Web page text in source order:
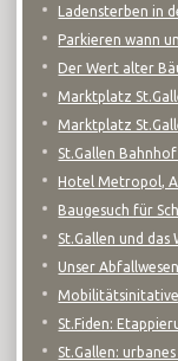
Ladensterben in
Parkieren wann
Der Wert alter
Marktplatz
Marktplatz
St.Gallen
Hotel Metropol,
Baugesuch für
St.Gallen und das
Unser
St.Fiden:
St.Gallen: